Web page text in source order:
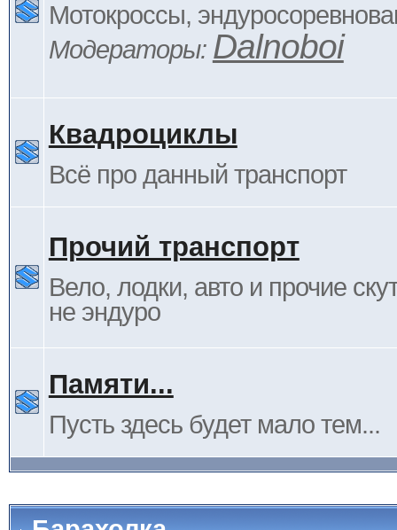
Мотокроссы,
Модераторы: Dalnoboi
Квадроциклы
Всё про данный транспорт
Прочий транспорт
Вело, лодки, авто и прочие
не эндуро
Памяти...
Пусть здесь будет мало тем...